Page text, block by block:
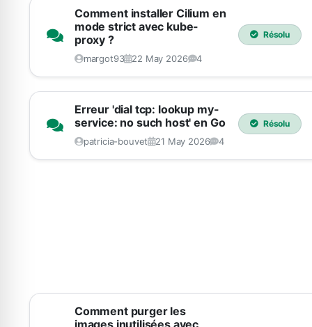
Comment installer Cilium en
mode strict avec kube-
proxy ?
margot93 22 May 2026 4
Résolu
Erreur 'dial tcp: lookup my-
service: no such host' en Go
patricia-bouvet 21 May 2026 4
Résolu
Comment purger les
images inutilisées avec